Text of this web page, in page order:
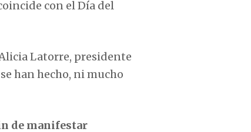
con el Día del
Latorre, presidente
han hecho, ni mucho
de manifestar